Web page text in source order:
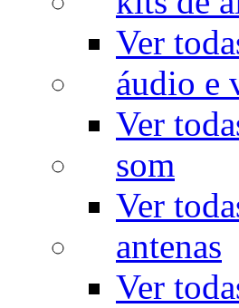
Ver
áudio e
Ver
som
Ver
antenas
Ver